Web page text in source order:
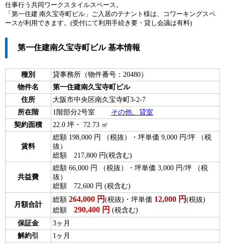
仕事行う共同ワークスタイルスペース。
「第一住建 南久宝寺町ビル」ご入居のテナント様は、コワーキングスペ
ースが利用できます。(受付にて利用手続き要・貸し会議は有料)
第一住建南久宝寺町ビル 基本情報
種別
貸事務所（物件番号：20480）
物件名
第一住建南久宝寺町ビル
住所
大阪市中央区南久宝寺町3-2-7
所在階
1階部分2号室 その他、貸室
契約面積
22.0 坪・ 72.73 ㎡
賃料
総額 198,000 円 （税抜）・坪単価 9,000 円/坪 （税
抜）
総額 217,800 円(税含む)
共益費
総額 66,000 円 （税抜）・坪単価 3,000 円/坪 （税
抜）
総額 72,600 円 (税含む)
月額合計
総額 264,000 円 (税抜)・坪単価 12,000 円 (税抜)
総額 290,400 円 (税含む)
保証金
3ヶ月
解約引
1ヶ月